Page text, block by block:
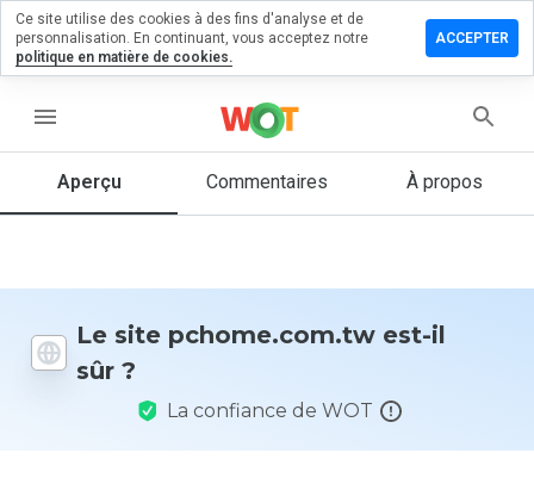
menu
Aperçu Commentaires À propos
Le site pchome.com.tw est-il
sûr ?
La confiance de WOT
un
1 et 5
vous à ce
site ?
Ce site utilise des cookies à des fins d'analyse et de
personnalisation. En continuant, vous acceptez notre
politique en matière de cookies.
ACCEPTER